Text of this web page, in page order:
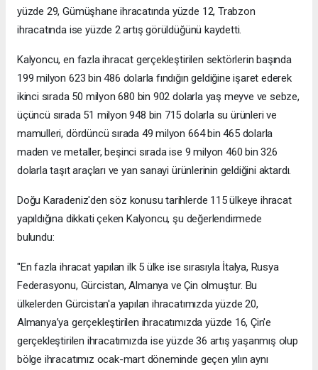
yüzde 29, Gümüşhane ihracatında yüzde 12, Trabzon
ihracatında ise yüzde 2 artış görüldüğünü kaydetti.
Kalyoncu, en fazla ihracat gerçekleştirilen sektörlerin başında
199 milyon 623 bin 486 dolarla fındığın geldiğine işaret ederek
ikinci sırada 50 milyon 680 bin 902 dolarla yaş meyve ve sebze,
üçüncü sırada 51 milyon 948 bin 715 dolarla su ürünleri ve
mamulleri, dördüncü sırada 49 milyon 664 bin 465 dolarla
maden ve metaller, beşinci sırada ise 9 milyon 460 bin 326
dolarla taşıt araçları ve yan sanayi ürünlerinin geldiğini aktardı.
Doğu Karadeniz'den söz konusu tarihlerde 115 ülkeye ihracat
yapıldığına dikkati çeken Kalyoncu, şu değerlendirmede
bulundu:
"En fazla ihracat yapılan ilk 5 ülke ise sırasıyla İtalya, Rusya
Federasyonu, Gürcistan, Almanya ve Çin olmuştur. Bu
ülkelerden Gürcistan'a yapılan ihracatımızda yüzde 20,
Almanya’ya gerçekleştirilen ihracatımızda yüzde 16, Çin'e
gerçekleştirilen ihracatımızda ise yüzde 36 artış yaşanmış olup
bölge ihracatımız ocak-mart döneminde geçen yılın aynı